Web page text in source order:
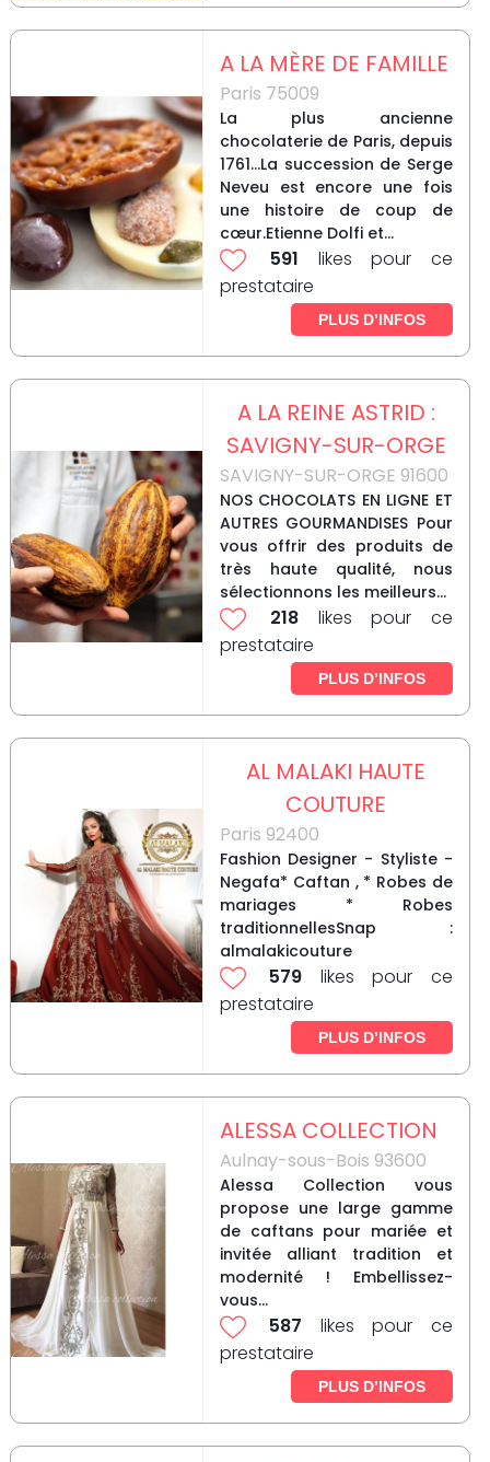
A LA MÈRE DE FAMILLE
Paris 75009
La plus ancienne
chocolaterie de Paris, depuis
1761...La succession de Serge
Neveu est encore une fois
une histoire de coup de
cœur.Etienne Dolfi et...
591 likes pour ce
prestataire
PLUS D’INFOS
A LA REINE ASTRID :
SAVIGNY-SUR-ORGE
SAVIGNY-SUR-ORGE 91600
NOS CHOCOLATS EN LIGNE ET
AUTRES GOURMANDISES Pour
vous offrir des produits de
très haute qualité, nous
sélectionnons les meilleurs...
218 likes pour ce
prestataire
PLUS D’INFOS
AL MALAKI HAUTE
COUTURE
Paris 92400
Fashion Designer - Styliste -
Negafa* Caftan , * Robes de
mariages * Robes
traditionnellesSnap :
almalakicouture
579 likes pour ce
prestataire
PLUS D’INFOS
ALESSA COLLECTION
Aulnay-sous-Bois 93600
Alessa Collection vous
propose une large gamme
de caftans pour mariée et
invitée alliant tradition et
modernité ! Embellissez-
vous...
587 likes pour ce
prestataire
PLUS D’INFOS